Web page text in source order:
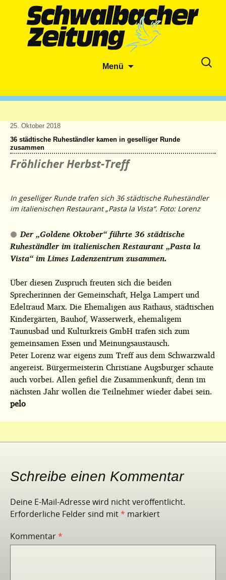
Menü
Suche
25. Oktober 2018
36 städtische Ruheständler kamen in geselliger Runde
zusammen
Fröhlicher Herbst-Treff
In geselliger Runde trafen sich 36 städtische Ruheständler
im italienischen Restaurant „Pasta la Vista“. Foto: Lorenz
Der „Goldene Oktober“ führte 36 städtische
Ruheständler im italienischen Restaurant „Pasta la
Vista“ im Limes Ladenzentrum zusammen.
Über diesen Zuspruch freuten sich die beiden
Sprecherinnen der Gemeinschaft, Helga Lampert und
Edeltraud Marx. Die Ehemaligen aus Rathaus, städtischen
Kindergärten, Bauhof, Wasserwerk, ehemaligem
Taunusbad und Kulturkreis GmbH trafen sich zum
gemeinsamen Essen und Meinungsaustausch.
Peter Lorenz war eigens zum Treff aus dem Schwarzwald
angereist. Bürgermeisterin Christiane Augsburger schaute
auch vorbei. Allen gefiel die Zusammenkunft, denn im
nächsten Jahr wollen die Teilnehmer wieder dabei sein.
pelo
Schreibe einen Kommentar
Deine E-Mail-Adresse wird nicht veröffentlicht.
Erforderliche Felder sind mit* markiert
Kommentar*